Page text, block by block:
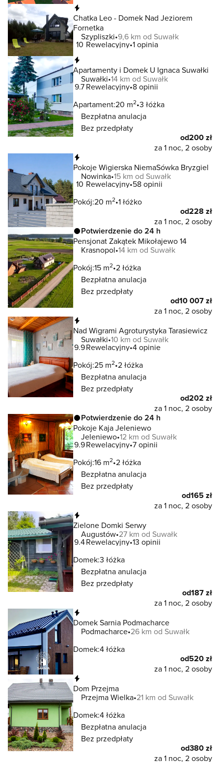
Chatka Leo - Domek Nad Jeziorem
Fornetka
Szypliszki 9,6 km od Suwałk
10 Rewelacyjny 1 opinia
Apartamenty i Domek U Ignaca Suwałki
Suwałki 14 km od Suwałk
9.7Rewelacyjny 8 opinii
Apartament:20 m2 3 łóżka
Bezpłatna anulacja
Bez przedpłaty
od200 zł
za 1 noc, 2 osoby
Pokoje Wigierska NiemaSówka Bryzgiel
Nowinka 15 km od Suwałk
10 Rewelacyjny 58 opinii
Pokój:20 m2 1 łóżko
od228 zł
za 1 noc, 2 osoby
Potwierdzenie do 24 h
Pensjonat Zakątek Mikołajewo 14
Krasnopol 14 km od Suwałk
Pokój:15 m2 2 łóżka
Bezpłatna anulacja
Bez przedpłaty
od10 007 zł
za 1 noc, 2 osoby
Nad Wigrami Agroturystyka Tarasiewicz
Suwałki 10 km od Suwałk
9.9Rewelacyjny 4 opinie
Pokój:25 m2 2 łóżka
Bezpłatna anulacja
Bez przedpłaty
od202 zł
za 1 noc, 2 osoby
Potwierdzenie do 24 h
Pokoje Kaja Jeleniewo
Jeleniewo 12 km od Suwałk
9.9Rewelacyjny 7 opinii
Pokój:16 m2 2 łóżka
Bezpłatna anulacja
Bez przedpłaty
od165 zł
za 1 noc, 2 osoby
Zielone Domki Serwy
Augustów 27 km od Suwałk
9.4Rewelacyjny 13 opinii
Domek:3 łóżka
Bezpłatna anulacja
Bez przedpłaty
od187 zł
za 1 noc, 2 osoby
Domek Sarnia Podmacharce
Podmacharce 26 km od Suwałk
Domek:4 łóżka
od520 zł
za 1 noc, 2 osoby
Dom Przejma
Przejma Wielka 21 km od Suwałk
Domek:4 łóżka
Bezpłatna anulacja
Bez przedpłaty
od380 zł
za 1 noc, 2 osoby